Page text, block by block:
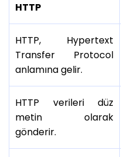
HTTP
HTTP, Hypertext
Transfer Protocol
anlamına gelir.
HTTP verileri düz
metin olarak
gönderir.